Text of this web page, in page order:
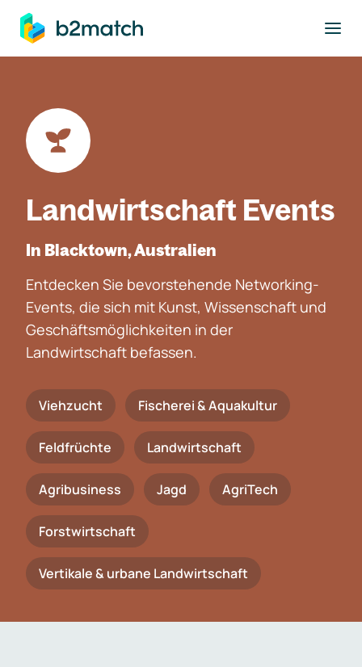
springen
Landwirtschaft Events
In Blacktown, Australien
Entdecken Sie bevorstehende Networking-
Events, die sich mit Kunst, Wissenschaft und
Geschäftsmöglichkeiten in der
Landwirtschaft befassen.
Viehzucht Fischerei & Aquakultur
Feldfrüchte Landwirtschaft
Agribusiness Jagd AgriTech
Forstwirtschaft
Vertikale & urbane Landwirtschaft